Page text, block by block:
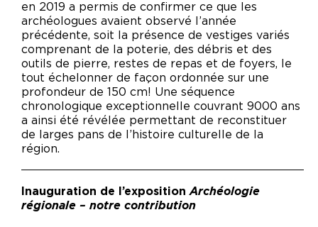
en 2019 a permis de confirmer ce que les
archéologues avaient observé l’année
précédente, soit la présence de vestiges variés
comprenant de la poterie, des débris et des
outils de pierre, restes de repas et de foyers, le
tout échelonner de façon ordonnée sur une
profondeur de 150 cm! Une séquence
chronologique exceptionnelle couvrant 9000 ans
a ainsi été révélée permettant de reconstituer
de larges pans de l’histoire culturelle de la
région.
Inauguration de l’exposition Archéologie
régionale – notre contribution